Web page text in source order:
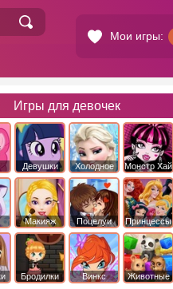
Мои игры:
Игры для девочек
Девушки
Эквестрии
Холодное
Сердце
Монстр Хай
Макияж Поцелуи
Принцессы
Диснея
Бродилки Винкс Животные